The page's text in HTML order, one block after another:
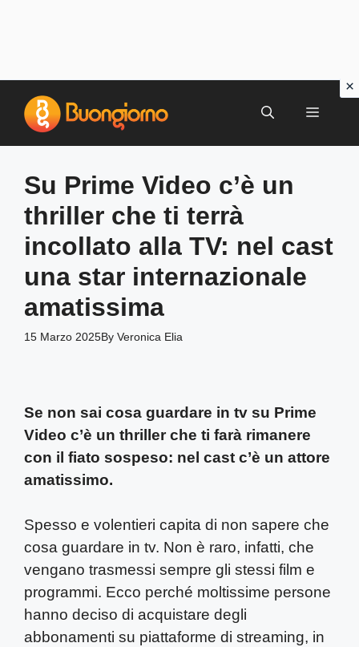
contenuto
MENU
Su Prime Video c’è un
thriller che ti terrà
incollato alla TV: nel cast
una star internazionale
amatissima
15 Marzo 2025By Veronica Elia
Se non sai cosa guardare in tv su Prime
Video c’è un thriller che ti farà rimanere
con il fiato sospeso: nel cast c’è un attore
amatissimo.
Spesso e volentieri capita di non sapere che
cosa guardare in tv. Non è raro, infatti, che
vengano trasmessi sempre gli stessi film e
programmi. Ecco perché moltissime persone
hanno deciso di acquistare degli
abbonamenti su piattaforme di streaming, in